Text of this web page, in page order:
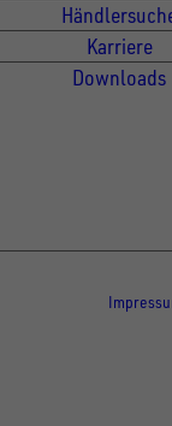
Karriere
Downloads